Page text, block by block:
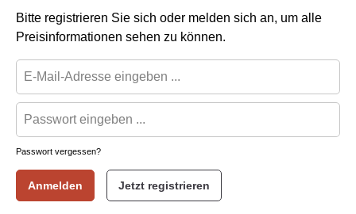
Bitte registrieren Sie sich oder melden sich an, um alle
Preisinformationen sehen zu können.
Passwort vergessen?
Anmelden Jetzt registrieren